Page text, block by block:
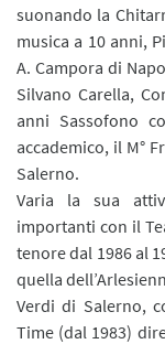
suonando la
musica a 10 anni,
A. Campora di
Silvano Carella,
anni Sassofono
accademico, il M°
Salerno.
Varia la sua
importanti con il
tenore dal 1986 al
quella
Verdi di Salerno,
Time (dal 1983)